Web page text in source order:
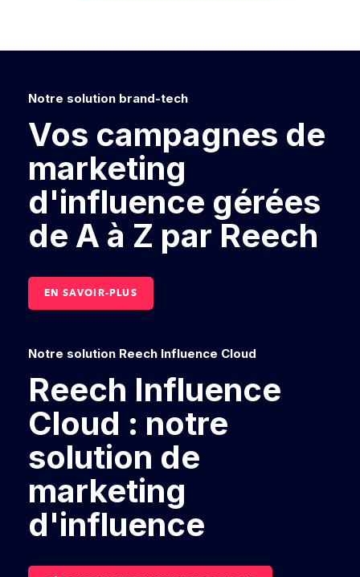
Notre solution brand-tech
Vos campagnes de
marketing
d'influence gérées
de A à Z par Reech
EN SAVOIR-PLUS
Notre solution Reech Influence Cloud
Reech Influence
Cloud : notre
solution de
marketing
d'influence